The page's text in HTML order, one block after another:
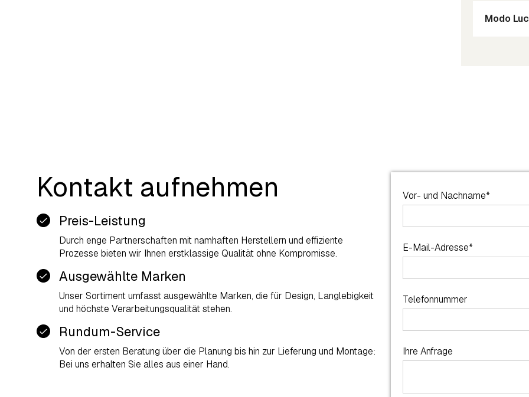
Modo
Kontakt aufnehmen
Preis-Leistung
Durch enge Partnerschaften mit namhaften Herstellern und effiziente
Prozesse bieten wir Ihnen erstklassige Qualität ohne Kompromisse.
Ausgewählte Marken
Unser Sortiment umfasst ausgewählte Marken, die für Design, Langlebigkeit
und höchste Verarbeitungsqualität stehen.
Rundum-Service
Von der ersten Beratung über die Planung bis hin zur Lieferung und Montage:
Bei uns erhalten Sie alles aus einer Hand.
Vor- und Nachname*
E-Mail-Adresse*
Telefonnummer
Ihre Anfrage